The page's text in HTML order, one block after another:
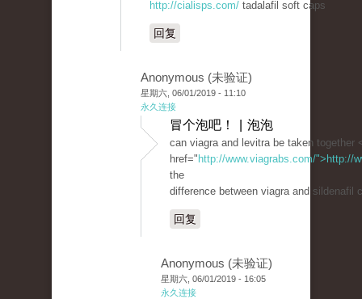
http://cialisps.com/ tadalafil soft caps
回复
Anonymous (未验证)
星期六, 06/01/2019 - 11:10
永久连接
冒个泡吧！ | 泡泡
can viagra and levitra be taken together
href=" http://www.viagrabs.com/">http://
the
difference between viagra and sildenafil
回复
Anonymous (未验证)
星期六, 06/01/2019 - 16:05
永久连接